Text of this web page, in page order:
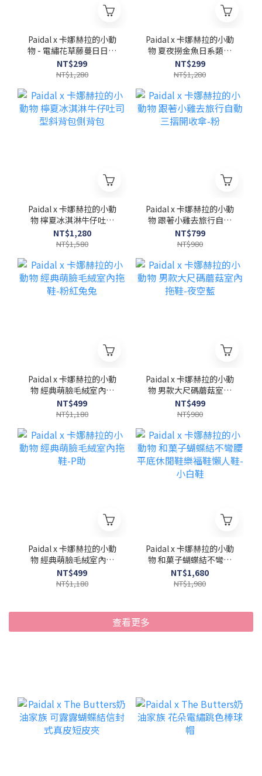
Paidal x 卡娜赫拉的小動
物 - 電繡花草藤蔓日日浪
漫條紋一片式厚底涼拖鞋
NT$299
NT$1,280
Paidal x 卡娜赫拉的小動
物 夏夜撈金魚日系類木
屐厚底拖鞋
NT$299
NT$1,280
Paidal x 卡娜赫拉的小動
物 檸夏冰淇淋牛仔吐司
型斜背包側背包
NT$1,280
NT$1,580
Paidal x 卡娜赫拉的小動
物 跟著小雞去旅行自動
三摺開收傘-粉
NT$799
NT$980
Paidal x 卡娜赫拉的小動
物 經典萌臉毛絨室內拖
鞋-粉紅兔兔
NT$499
NT$1,180
Paidal x 卡娜赫拉的小動
物 男款大尺碼蘑菇室內
拖鞋-夜空藍
NT$499
NT$980
Paidal x 卡娜赫拉的小動
物 經典萌臉毛絨室內拖
鞋-P助
NT$499
NT$1,180
Paidal x 卡娜赫拉的小動
物 和菓子蝴蝶結不彎腰
平底休閒鞋樂福鞋懶人
鞋-小白鞋
NT$1,680
NT$1,980
查看更多